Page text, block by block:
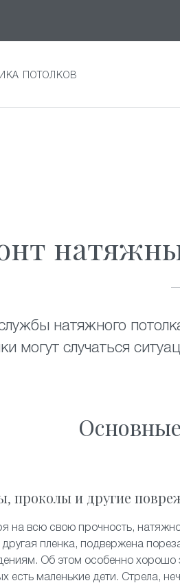
ПОТОЛКОВ
натяжного
могут случаться
проколы и другие
на всю свою прочность,
пленка, подвержена
Об этом особенно хорошо
есть маленькие дети. Стрела,